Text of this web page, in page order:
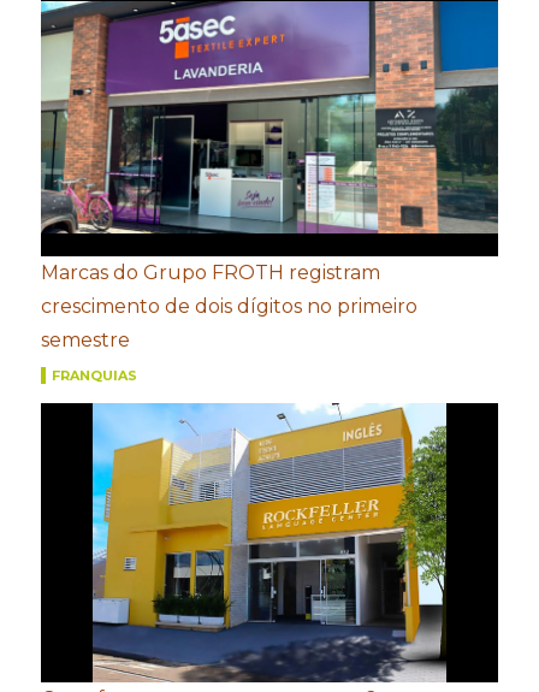
Marcas do Grupo FROTH registram
crescimento de dois dígitos no primeiro
semestre
FRANQUIAS